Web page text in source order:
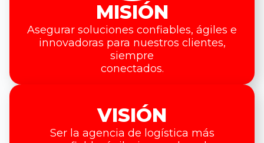
MISIÓN
Asegurar soluciones confiables, ágiles e
innovadoras para nuestros clientes,
siempre
conectados.
VISIÓN
Ser la agencia de logística más